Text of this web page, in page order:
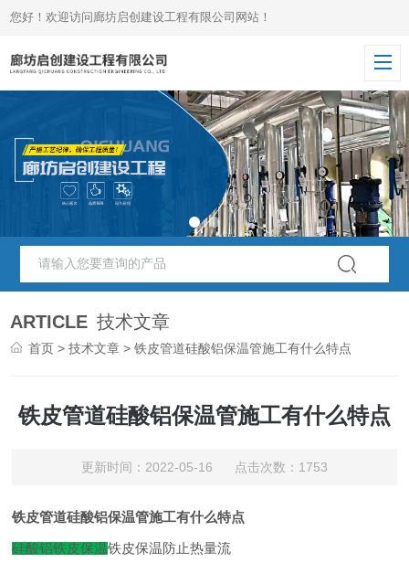
您好！欢迎访问廊坊启创建设工程有限公司网站！
ARTICLE 技术文章
首页 >技术文章 > 铁皮管道硅酸铝保温管施工有什么特点
铁皮管道硅酸铝保温管施工有什么特点
更新时间：2022-05-16 点击次数：1753
铁皮管道硅酸铝保温管施工有什么特点
硅酸铝铁皮保温铁皮保温防止热量流